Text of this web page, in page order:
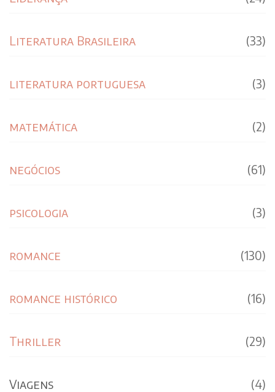
Literatura Brasileira (33)
literatura portuguesa (3)
matemática (2)
negócios (61)
psicologia (3)
romance (130)
romance histórico (16)
Thriller (29)
Viagens (4)